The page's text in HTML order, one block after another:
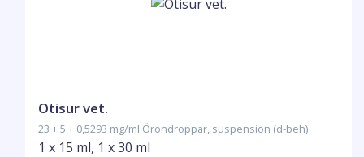
Otisur vet.
23 + 5 + 0,5293 mg/ml Örondroppar, suspension (d-beh)
1 x 15 ml, 1 x 30 ml